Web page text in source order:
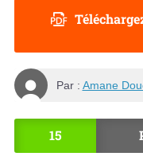
Par : Amane
15